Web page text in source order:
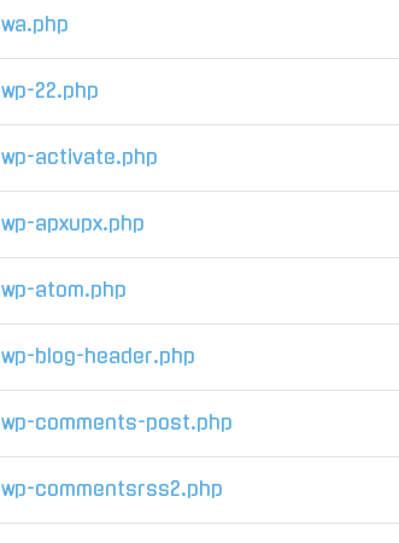
wa.php
wp-22.php
wp-activate.php
wp-apxupx.php
wp-atom.php
wp-blog-header.php
wp-comments-post.php
wp-commentsrss2.php